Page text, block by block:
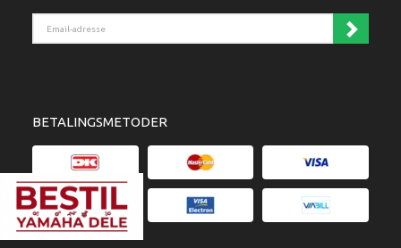
BETALINGSMETODER